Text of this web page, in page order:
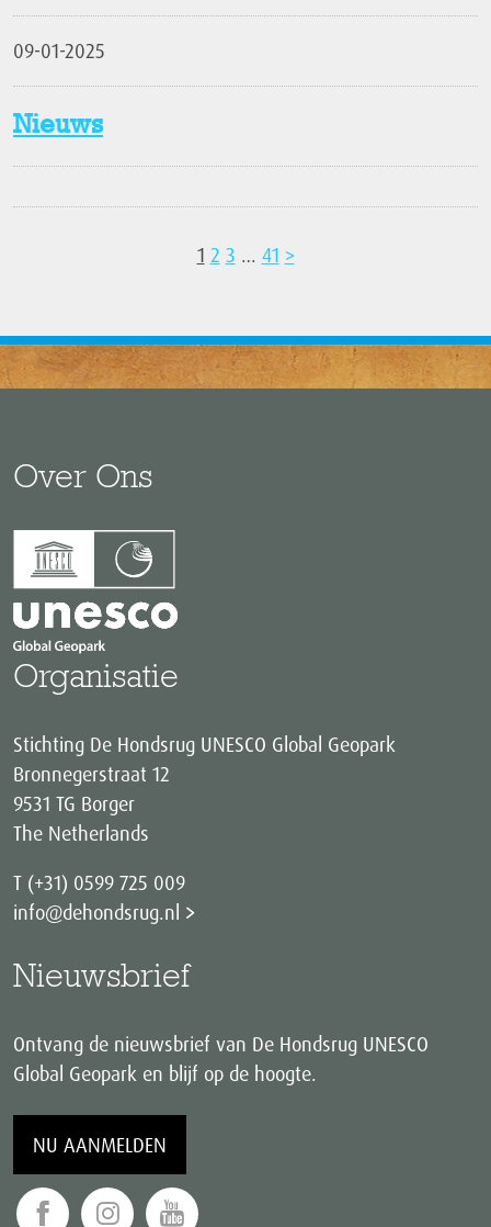
09-01-2025
Nieuws
1 2 3 … 41 >
Over Ons
Organisatie
Stichting De Hondsrug UNESCO Global Geopark
Bronnegerstraat 12
9531 TG Borger
The Netherlands
T (+31) 0599 725 009
info@dehondsrug.nl
Nieuwsbrief
Ontvang de nieuwsbrief van De Hondsrug UNESCO
Global Geopark en blijf op de hoogte.
NU AANMELDEN